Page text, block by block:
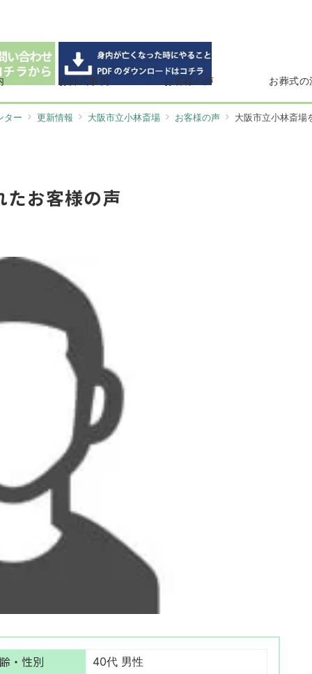
お葬式事例 お客様の声 お葬式の
ター 更新情報 大阪市立小林斎場 お客様の声 大阪市立小林斎場
たお客様の声
・性別 40代 男性